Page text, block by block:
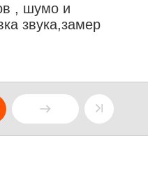
, шумо и
звука,замер